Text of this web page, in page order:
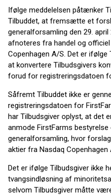
Ifølge meddelelsen påtænker
Tilbuddet, at fremsætte et
generalforsamling den 29.
afnoteres fra handel og
Copenhagen A/S. Det er ifølge
at konvertere Tilbudsgivers
forud for registreringsdatoen
Såfremt Tilbuddet ikke er
registreringsdatoen for
har Tilbudsgiver oplyst, at det
anmode FirstFarms
generalforsamling, hvor
aktier fra Nasdaq Copenhagen
Det er ifølge Tilbudsgiver ikke
tvangsindløsning af
selvom Tilbudsgiver måtte